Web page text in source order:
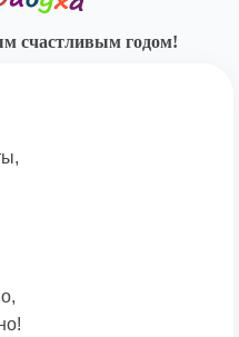
счастливым годом!